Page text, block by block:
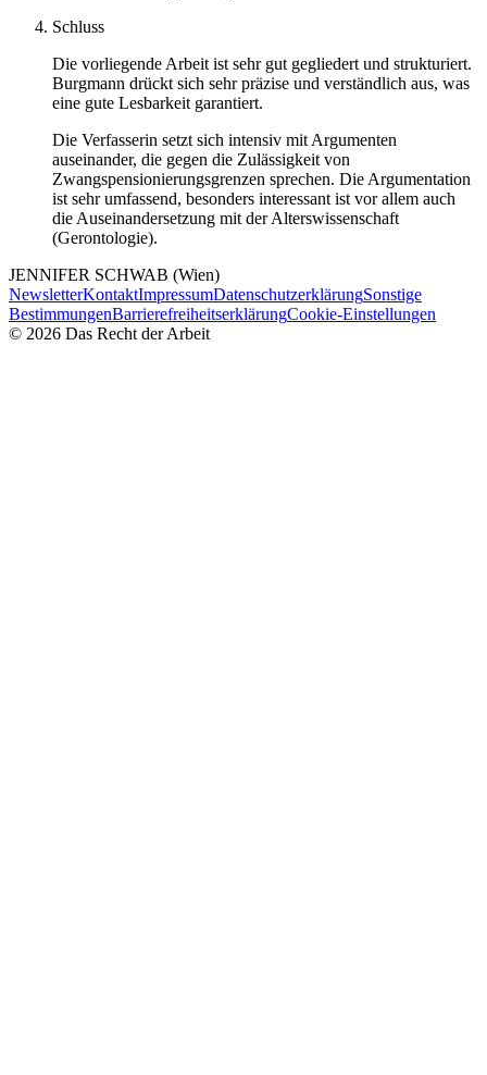
Schluss
Die vorliegende Arbeit ist sehr gut gegliedert und strukturiert.
Burgmann drückt sich sehr präzise und verständlich aus, was
eine gute Lesbarkeit garantiert.
Die Verfasserin setzt sich intensiv mit Argumenten
auseinander, die gegen die Zulässigkeit von
Zwangspensionierungsgrenzen sprechen. Die Argumentation
ist sehr umfassend, besonders interessant ist vor allem auch
die Auseinandersetzung mit der Alterswissenschaft
(Gerontologie).
JENNIFER SCHWAB (Wien)
NewsletterKontaktImpressumDatenschutzerklärungSonstige
BestimmungenBarrierefreiheitserklärungCookie-Einstellungen
© 2026 Das Recht der Arbeit